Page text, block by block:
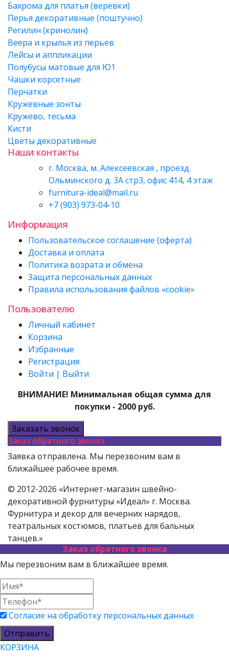
Бахрома для платья (веревки)
Перья декоративные (поштучно)
Регилин (кринолин)
Веера и крылья из перьев
Лейсы и аппликации
Полубусы матовые для Ю1
Чашки корсетные
Перчатки
Кружевные зонты
Кружево, тесьма
Кисти
Цветы декоративные
Наши контакты
г. Москва, м. Алексеевская , проезд
Ольминского д. 3А стр3, офис 414, 4 этаж
furnitura-ideal@mail.ru
+7 (903) 973-04-10
Информация
Пользовательское соглашение (оферта)
Доставка и оплата
Политика возрата и обмена
Защита персональных данных
Правила использования файлов «cookie»
Пользователю
Личный кабинет
Корзина
Избранные
Регистрация
Войти | Выйти
ВНИМАНИЕ! Минимальная общая сумма для
покупки - 2000 руб.
Заказать звонок
Заказ обратного звонка
Заявка отправлена. Мы перезвоним вам в
ближайшее рабочее время.
© 2012-2026 «Интернет-магазин швейно-
декоративной фурнитуры «Идеал» г. Москва.
Фурнитура и декор для вечерних нарядов,
театральных костюмов, платьев для бальных
танцев.»
Заказ обратного звонка
Мы перезвоним вам в ближайшее время.
Согласие на обработку персональных данных
Отправить
КОРЗИНА